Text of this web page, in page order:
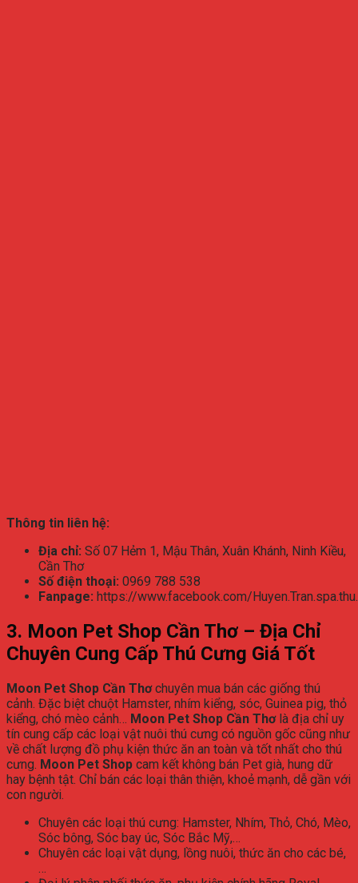
Thông tin liên hệ:
Địa chỉ: Số 07 Hẻm 1, Mậu Thân, Xuân Khánh, Ninh Kiều,
Cần Thơ
Số điện thoại: 0969 788 538
Fanpage: https://www.facebook.com/
3. Moon Pet Shop Cần Thơ – Địa Chỉ
Chuyên Cung Cấp Thú Cưng Giá Tốt
Moon Pet Shop Cần Thơchuyên mua bán các giống thú
cảnh. Đặc biệt chuột Hamster, nhím kiểng, sóc, Guinea pig, thỏ
kiểng, chó mèo cảnh… Moon Pet Shop Cần Thơlà địa chỉ uy
tín cung cấp các loại vật nuôi thú cưng có nguồn gốc cũng như
về chất lượng đồ phụ kiện thức ăn an toàn và tốt nhất cho thú
cưng. Moon Pet Shop cam kết không bán Pet già, hung dữ
hay bệnh tật. Chỉ bán các loại thân thiện, khoẻ mạnh, dễ gần với
con người.
Chuyên các loại thú cưng: Hamster, Nhím, Thỏ, Chó, Mèo,
Sóc bông, Sóc bay úc, Sóc Bắc Mỹ,…
Chuyên các loại vật dụng, lồng nuôi, thức ăn cho các bé,
…